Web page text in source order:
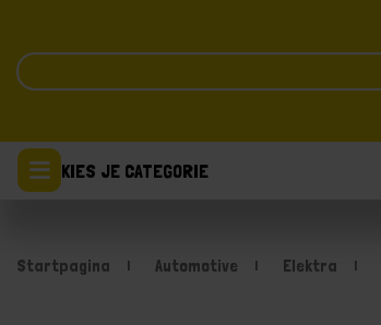
KIES JE CATEGORIE
Startpagina Automotive Elektra